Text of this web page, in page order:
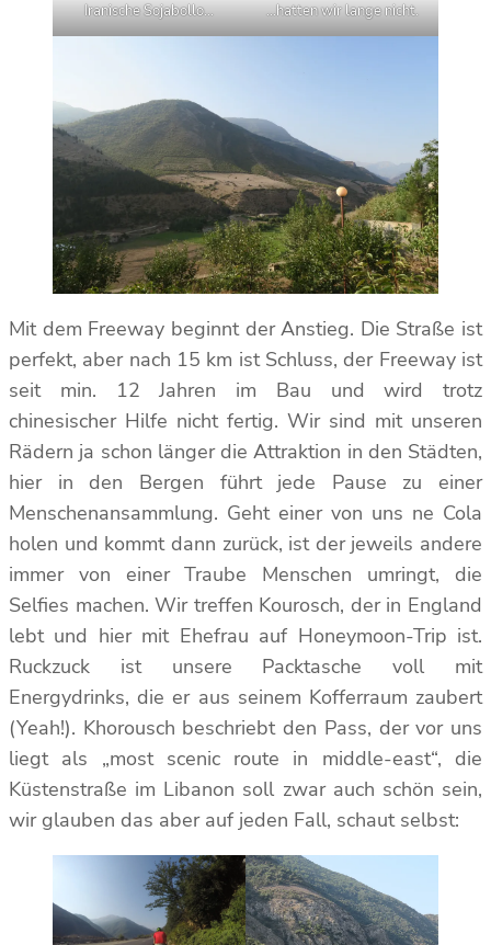
Iranische Sojabollo… …hatten wir lange nicht.
Mit dem Freeway beginnt der Anstieg. Die Straße ist
perfekt, aber nach 15 km ist Schluss, der Freeway ist
seit min. 12 Jahren im Bau und wird trotz
chinesischer Hilfe nicht fertig. Wir sind mit unseren
Rädern ja schon länger die Attraktion in den Städten,
hier in den Bergen führt jede Pause zu einer
Menschenansammlung. Geht einer von uns ne Cola
holen und kommt dann zurück, ist der jeweils andere
immer von einer Traube Menschen umringt, die
Selfies machen. Wir treffen Kourosch, der in England
lebt und hier mit Ehefrau auf Honeymoon-Trip ist.
Ruckzuck ist unsere Packtasche voll mit
Energydrinks, die er aus seinem Kofferraum zaubert
(Yeah!). Khorousch beschriebt den Pass, der vor uns
liegt als „most scenic route in middle-east“, die
Küstenstraße im Libanon soll zwar auch schön sein,
wir glauben das aber auf jeden Fall, schaut selbst: